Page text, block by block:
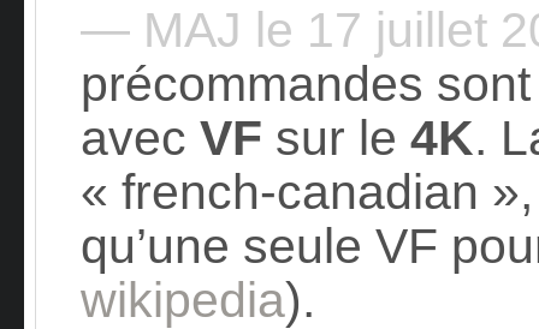
— MAJ le 17 juillet
précommandes
avecVF sur le4K.
« french-canadian
qu’une seule VF
wikipedia).